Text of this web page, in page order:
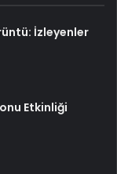
İzleyenler
Etkinliği